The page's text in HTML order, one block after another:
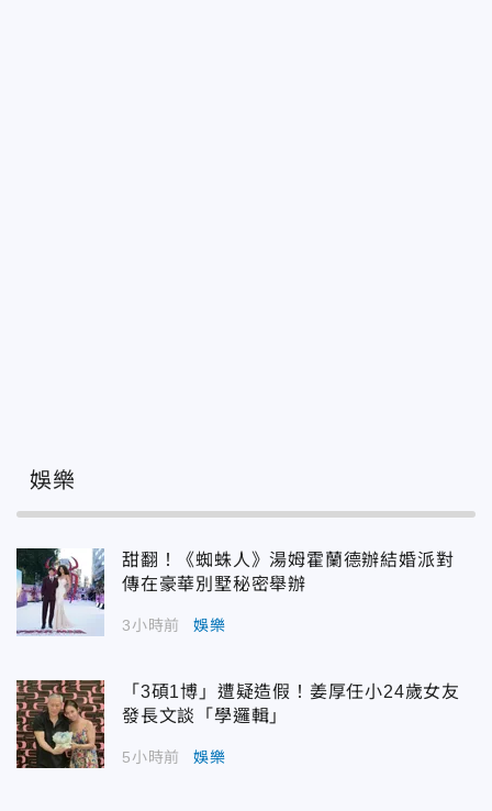
娛樂
甜翻！《蜘蛛人》湯姆霍蘭德辦結婚派對
傳在豪華別墅秘密舉辦
3小時前 娛樂
「3碩1博」遭疑造假！姜厚任小24歲女友
發長文談「學邏輯」
5小時前 娛樂